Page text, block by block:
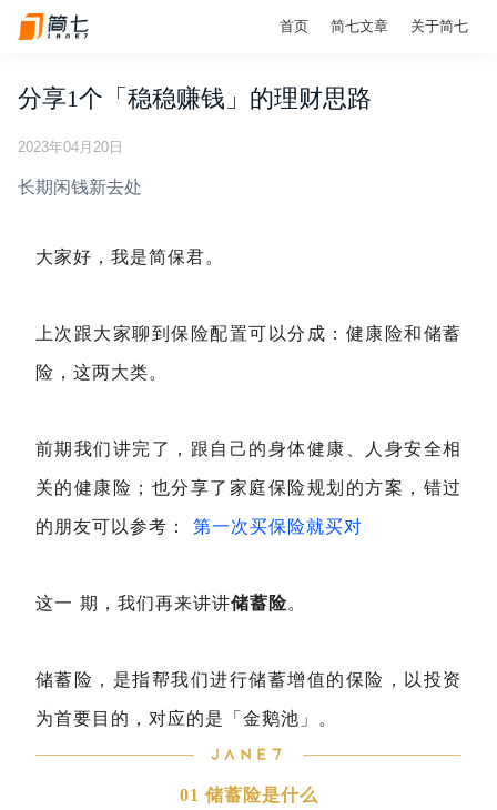
首页 简七文章 关于简七
分享1个「稳稳赚钱」的理财思路
2023年04月20日
长期闲钱新去处
大家好，我是简保君。
上次跟大家聊到保险配置可以分成：健康险和储蓄
险，这两大类。
前期我们讲完了，跟自己的身体健康、人身安全相
关的健康险；也分享了家庭保险规划的方案，错过
的朋友可以参考： 第一次买保险就买对
这一 期，我们再来讲讲储蓄险。
储蓄险，是指帮我们进行储蓄增值的保险，以投资
为首要目的，对应的是「金鹅池」。
01 储蓄险是什么